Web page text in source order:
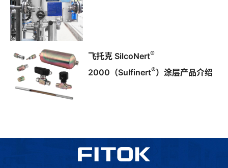
飞托克 SilcoNert®
2000（Sulfinert®）涂层产品介绍